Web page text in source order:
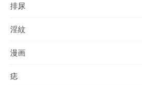
排尿
淫紋
漫画
痣